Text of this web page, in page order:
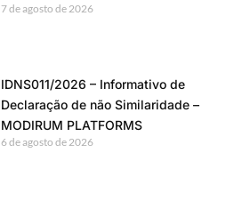
7 de agosto de 2026
IDNS011/2026 – Informativo de
Declaração de não Similaridade –
MODIRUM PLATFORMS
6 de agosto de 2026